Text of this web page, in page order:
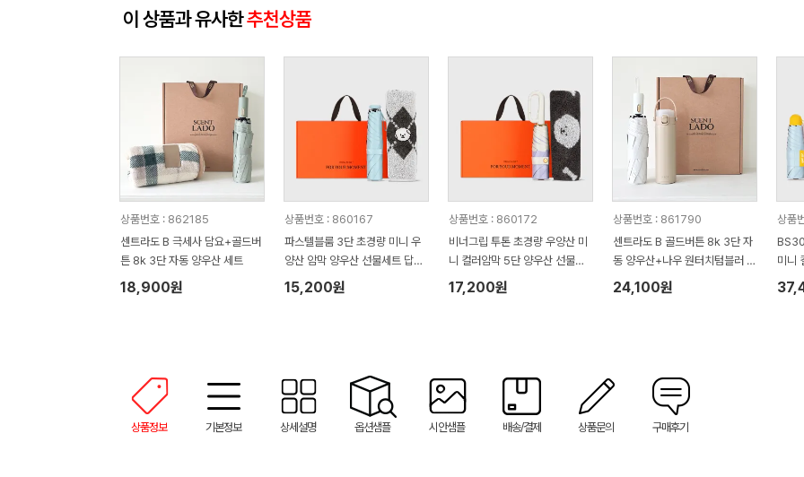
이 상품과 유사한추천상품
상품번호 : 862185
센트라도 B 극세사 담요+골드버
튼 8k 3단 자동 양우산 세트
18,900원
상품번호 : 860167
파스텔블룸 3단 초경량 미니 우
양산 암막 양우산 선물세트 답례
품+무한타올세트 푸들이 40수 1
50g 수건세트
15,200원
상품번호 : 860172
비너그립 투톤 초경량 우양산 미
니 컬러암막 5단 양우산 선물세
트+무한타올세트 푸들이 40수 1
50g 수건세트
17,200원
상품번호 : 861790
센트라도 B 골드버튼 8k 3단 자
동 양우산+나우 원터치텀블러 5
00ml 세트
24,100원
상품
미니
세트
메
상품정보 기본정보 상세설명 옵션샘플 시안샘플 배송/결제 상품문의 구매후기